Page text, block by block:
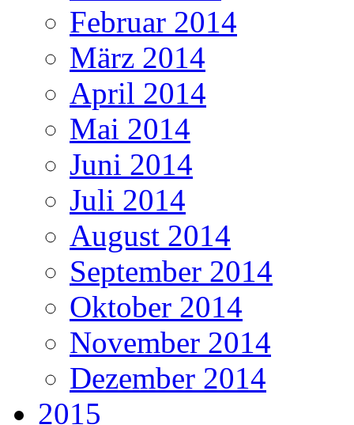
Februar 2014
März 2014
April 2014
Mai 2014
Juni 2014
Juli 2014
August 2014
September 2014
Oktober 2014
November 2014
Dezember 2014
2015